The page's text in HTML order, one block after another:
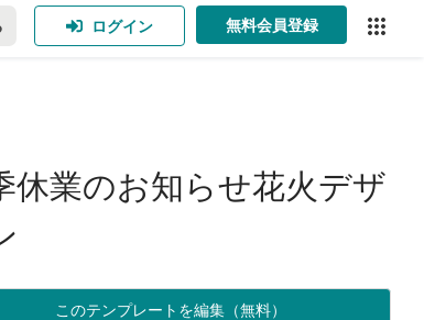
ログイン 無料会員登録
休業のお知らせ花火デザ
このテンプレートを編集（無料）